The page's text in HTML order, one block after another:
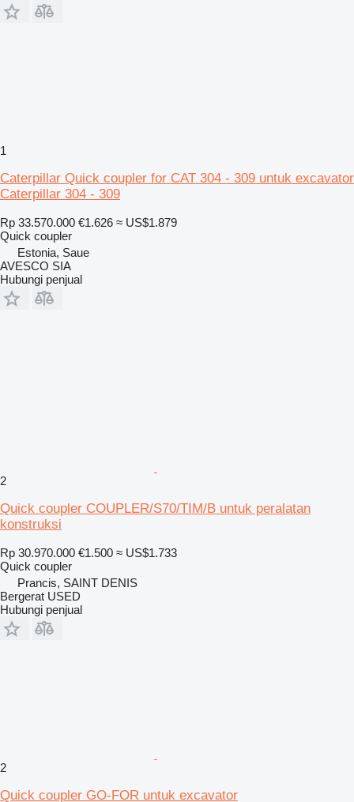
1
Caterpillar Quick coupler for CAT 304 - 309 untuk excavator
Caterpillar 304 - 309
Rp 33.570.000 €1.626 ≈ US$1.879
Quick coupler
Estonia, Saue
AVESCO SIA
Hubungi penjual
2
Quick coupler COUPLER/S70/TIM/B untuk peralatan
konstruksi
Rp 30.970.000 €1.500 ≈ US$1.733
Quick coupler
Prancis, SAINT DENIS
Bergerat USED
Hubungi penjual
2
Quick coupler GO-FOR untuk excavator